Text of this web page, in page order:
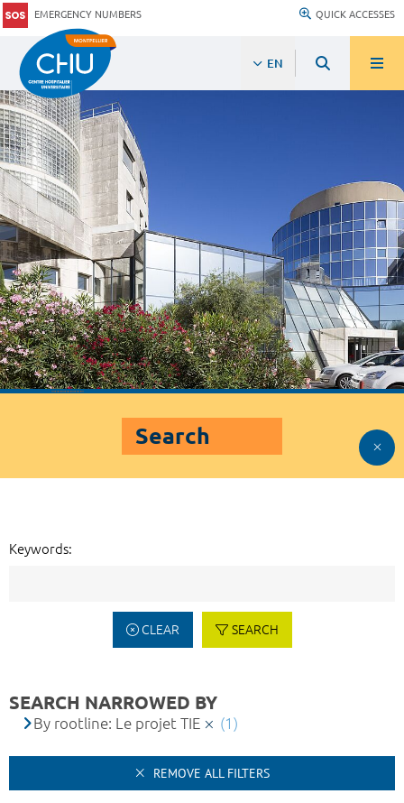
EMERGENCY NUMBERS QUICK ACCESSES
EN
Search
Keywords:
CLEAR SEARCH
SEARCH NARROWED BY
By rootline: Le projet TIE (1)
REMOVE ALL FILTERS